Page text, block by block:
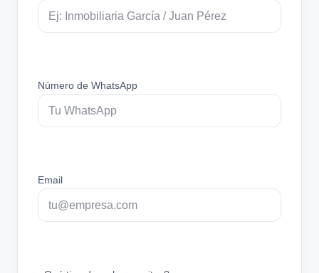
Número de WhatsApp
Email